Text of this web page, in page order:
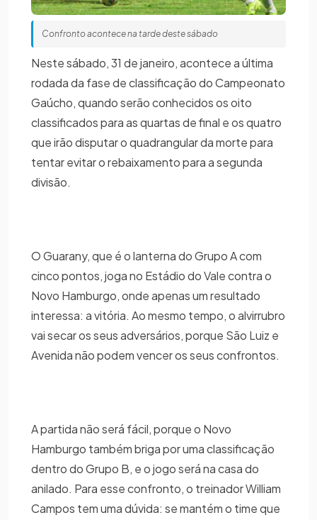
Confronto acontece na tarde deste sábado
Neste sábado, 31 de janeiro, acontece a última
rodada da fase de classificação do Campeonato
Gaúcho, quando serão conhecidos os oito
classificados para as quartas de final e os quatro
que irão disputar o quadrangular da morte para
tentar evitar o rebaixamento para a segunda
divisão.
O Guarany, que é o lanterna do Grupo A com
cinco pontos, joga no Estádio do Vale contra o
Novo Hamburgo, onde apenas um resultado
interessa: a vitória. Ao mesmo tempo, o alvirrubro
vai secar os seus adversários, porque São Luiz e
Avenida não podem vencer os seus confrontos.
A partida não será fácil, porque o Novo
Hamburgo também briga por uma classificação
dentro do Grupo B, e o jogo será na casa do
anilado. Para esse confronto, o treinador William
Campos tem uma dúvida: se mantém o time que